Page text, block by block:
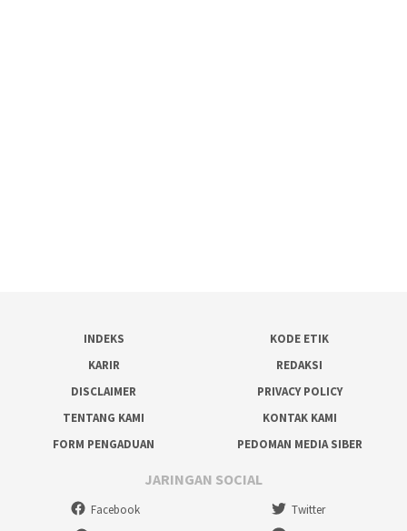
INDEKS
KODE ETIK
KARIR
REDAKSI
DISCLAIMER
PRIVACY POLICY
TENTANG KAMI
KONTAK KAMI
FORM PENGADUAN
PEDOMAN MEDIA SIBER
JARINGAN SOCIAL
Facebook
Twitter